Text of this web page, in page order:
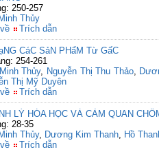
250-257
Thủy
Trích dẫn
CáC SảN PHẩM Từ GấC
254-261
Thủy, Nguyễn Thị Thu Thảo,
Thị Mỹ Duyên
Trích dẫn
LÝ HÓA HỌC VÀ CẢM QUAN
28-35
Thủy, Dương Kim Thanh, Hồ
Trích dẫn